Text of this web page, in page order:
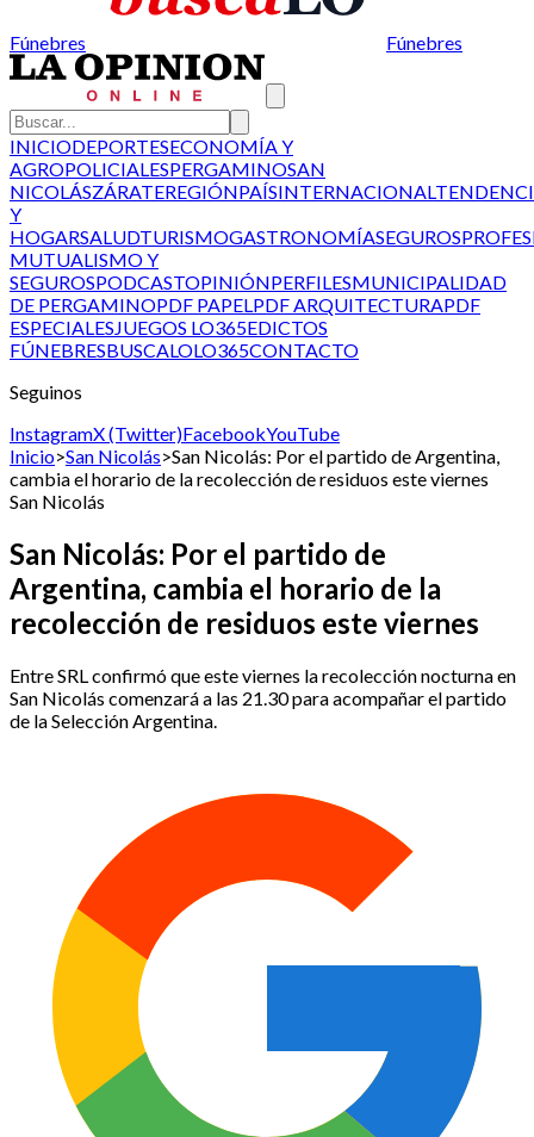
Fúnebres Fúnebres
INICIODEPORTESECONOMÍA Y
AGROPOLICIALESPERGAMINOSAN
NICOLÁSZÁRATEREGIÓNPAÍSINTERNACIONAL
Y
HOGARSALUDTURISMOGASTRONOMÍASEGUROS
MUTUALISMO Y
SEGUROSPODCASTOPINIÓNPERFILESMUNICIPALIDAD
DE PERGAMINOPDF PAPELPDF ARQUITECTURAPDF
ESPECIALESJUEGOS LO365EDICTOS
FÚNEBRESBUSCALOLO365CONTACTO
Seguinos
InstagramX (Twitter)FacebookYouTube
Inicio>San Nicolás>San Nicolás: Por el partido de Argentina,
cambia el horario de la recolección de residuos este viernes
San Nicolás
San Nicolás: Por el partido de
Argentina, cambia el horario de la
recolección de residuos este viernes
Entre SRL confirmó que este viernes la recolección nocturna en
San Nicolás comenzará a las 21.30 para acompañar el partido
de la Selección Argentina.